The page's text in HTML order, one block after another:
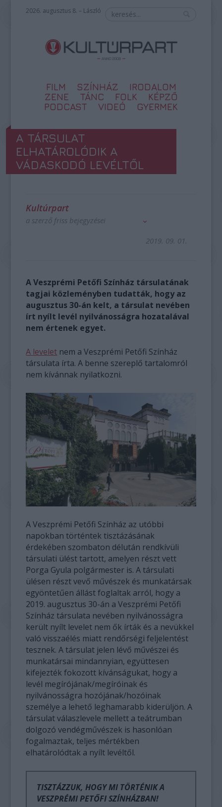
2026. augusztus 8. – László
FILM SZÍNHÁZ
IRODALOM
ZENE
TÁNC FOLK
KÉPZŐ
PODCAST
VIDEÓ GYERMEK
A TÁRSULAT
ELHATÁROLÓDIK A
VÁDASKODÓ LEVÉLTŐL
Kultúrpart
a szerző friss bejegyzései
2019. 09. 01.
A Veszprémi Petőfi Színház társulatának
tagjai közleményben tudatták, hogy az
augusztus 30-án kelt, a társulat nevében
írt nyílt levél nyilvánosságra hozatalával
nem értenek egyet.
A levelet nem a Veszprémi Petőfi Színház
társulata írta. A benne szereplő tartalomról
nem kívánnak nyilatkozni.
A Veszprémi Petőfi Színház az utóbbi
napokban történtek tisztázásának
érdekében szombaton délután rendkívüli
társulati ülést tartott, amelyen részt vett
Porga Gyula polgármester is. A társulati
ülésen részt vevő művészek és munkatársak
egyöntetűen állást foglaltak arról, hogy a
2019. augusztus 30-án a Veszprémi Petőfi
Színház társulata nevében nyilvánosságra
került nyílt levelet nem ők írták és a nevükkel
való visszaélés miatt rendőrségi feljelentést
tesznek. A társulat jelen lévő művészei és
munkatársai mindannyian, együttesen
kifejezték fokozott kívánságukat, hogy a
levél megírójának/megíróinak és
nyilvánosságra hozójának/hozóinak
személye a lehető leghamarabb kiderüljön. A
társulat válaszlevele mellett a teátrumban
dolgozó vendégművészek is hasonlóan
fogalmaztak, teljes mértékben
elhatárolódtak a nyílt levéltől.
TISZTÁZZUK, HOGY MI TÖRTÉNIK A
VESZPRÉMI PETŐFI SZÍNHÁZBAN!